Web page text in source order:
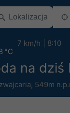
na dziś
, 549m
°C
7 km/h 8:10